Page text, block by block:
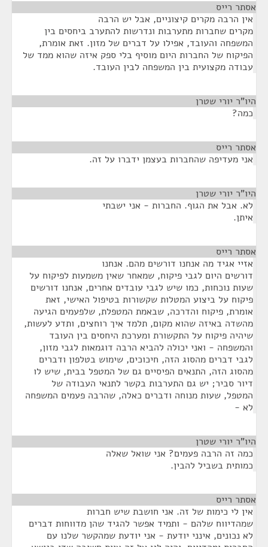
אסתר רייס
אין הרבה מקרים קיצוניים, אבל יש הרבה
מקרים שחברות מתערבות ונדרשות להתערב ביחסים בין
המשפחה והעובד, אפילו על דברים של מזון. זאת אומרת,
הפיקוח של החברות היום מוסיף בלי ספק איזה שהוא ממד של
עבודה מקצועית בין המשפחה לבין העובד.
היו"ר יורי שטרן
כמה?
אסתר רייס
אני מעדיפה שהחברות בעצמן ידברו על זה.
היו"ר יורי שטרן
לא. אבל את הגוף. החברות - אני ישבתי
איתן.
אסתר רייס
אזיי אגיד מה אנחנו דורשים מהם. אנחנו
דורשים היום לגבי פיקוח, שמאחר שאין משמעות לפיקוח על
שעות נוכחות, כמו שיש לגבי עובדים אחרים, אנחנו דורשים
פיקוח על ביצוע המטלות שקשורות בטיפול האישי, זאת
אומרת, פיקוח והדרכה, שבאמת המטפלת, שלפעמים הגיעה
מהשדה באיזה שהוא מקום, תלמד איך רוחצים, ותדע לעשות,
שיהיה פיקוח על התקשורת ומערכת היחסים בין העובד
והמשפחה - ואני יכולה להביא הרבה דוגמאות לגבי מזון,
לגבי דברים מהסוג הזה, חיכוכים, שימוש בטלפון ודברים
מהסוג הזה, התנאים הפיסיים גם של המטפל בבית, שיש לו
דיור סביר; יש גם התערבות בקשר לתנאי העבודה של
המטפל, שעות מנוחה ודברים כאלה, שהרבה פעמים המשפחה
לא -
היו"ר יורי שטרן
כמה זה הרבה פעמים? אני שואל שאלה
כמותית בשביל להבין.
אסתר רייס
אין לי כימות של זה. אני חושבת שיש חברות
שמהדיווח שלהם - ותמיד אפשר להגיד שהן מדווחות דברים
לא נכונים, אינני יודעת - אני יודעת שמהקשר שלנו עם